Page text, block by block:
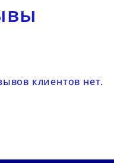
клиентов нет.